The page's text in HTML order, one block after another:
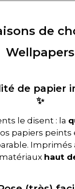
de
Wellpapers
de papier
✨
le disent : la
papiers peints
Imprimés
haut